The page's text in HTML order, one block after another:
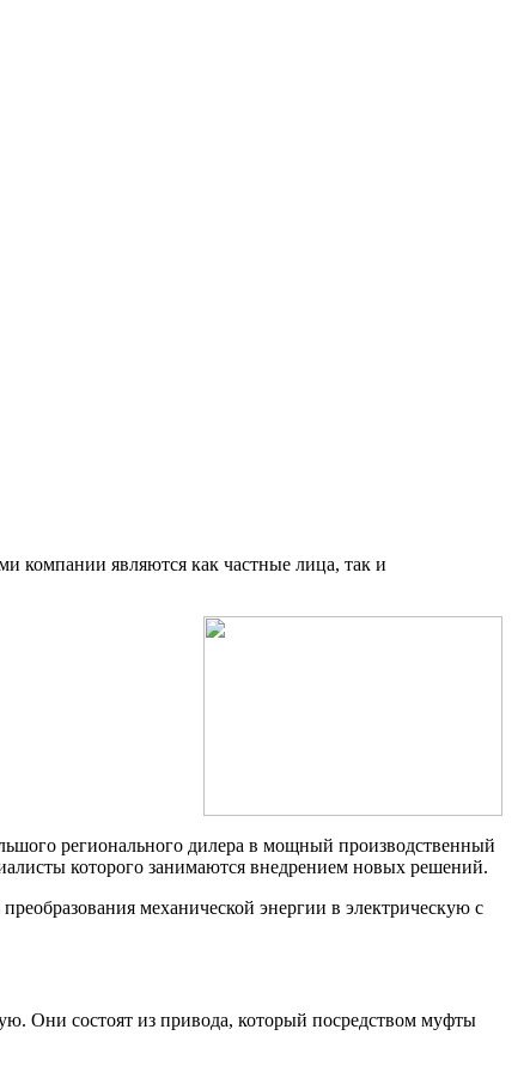
компании являются как частные лица, так и
регионального дилера в мощный производственный
которого занимаются внедрением новых решений.
механической энергии в электрическую с
Они состоят из привода, который посредством муфты